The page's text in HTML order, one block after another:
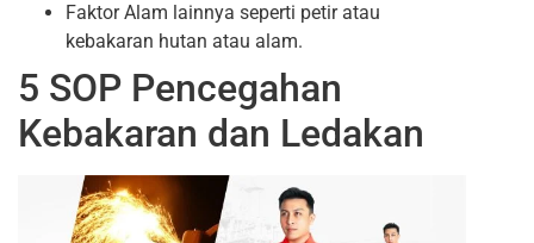
Faktor Alam lainnya seperti petir atau
kebakaran hutan atau alam.
5 SOP Pencegahan
Kebakaran dan Ledakan